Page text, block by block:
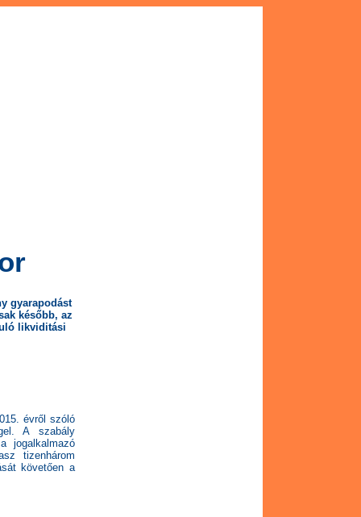
gyarapodást
később, az
likviditási
évről szóló
A szabály
jogalkalmazó
tizenhárom
követően a